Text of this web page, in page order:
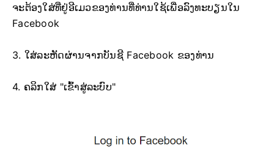
ຈະຕ້ອງໃສ່ທີ່ຢູ່ອີເມວຂອງທ່ານທີ່ທ່ານໃຊ້ເພື່ອລົງທະບຽນໃນ
Facebook
3. ໃສ່ລະຫັດຜ່ານຈາກບັນຊີ Facebook ຂອງທ່ານ
4. ຄລິກໃສ່ "ເຂົ້າສູ່ລະບົບ"